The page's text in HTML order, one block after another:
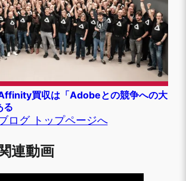
買収は「Adobeとの競争への大
る
ログ トップページへ
連動画